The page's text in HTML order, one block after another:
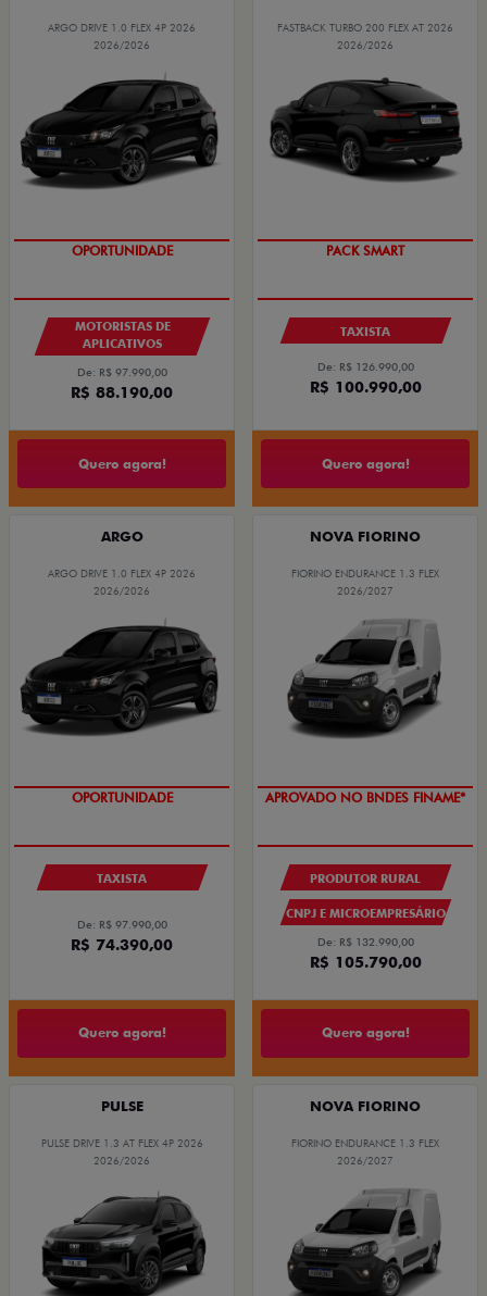
ARGO DRIVE 1.0 FLEX 4P 2026
2026/2026
OPORTUNIDADE
MOTORISTAS DE
APLICATIVOS
De: R$ 97.990,00
R$ 88.190,00
Quero agora!
FASTBACK TURBO 200 FLEX AT 2026
2026/2026
PACK SMART
TAXISTA
De: R$ 126.990,00
R$ 100.990,00
Quero agora!
ARGO
ARGO DRIVE 1.0 FLEX 4P 2026
2026/2026
OPORTUNIDADE
TAXISTA
De: R$ 97.990,00
R$ 74.390,00
Quero agora!
NOVA FIORINO
FIORINO ENDURANCE 1.3 FLEX
2026/2027
APROVADO NO BNDES FINAME*
PRODUTOR RURAL
CNPJ E MICROEMPRESÁRIO
De: R$ 132.990,00
R$ 105.790,00
Quero agora!
PULSE
PULSE DRIVE 1.3 AT FLEX 4P 2026
2026/2026
NOVA FIORINO
FIORINO ENDURANCE 1.3 FLEX
2026/2027